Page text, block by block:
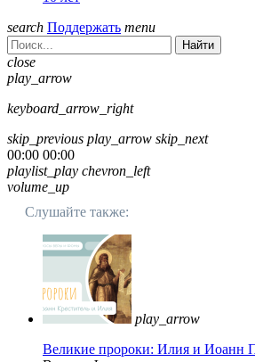
search Поддержать menu
Найти
close
play_arrow
keyboard_arrow_right
skip_previous play_arrow skip_next
00:00 00:00
playlist_play chevron_left
volume_up
Слушайте также:
play_arrow
Великие пророки: Илия и Иоанн